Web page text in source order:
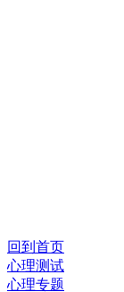
回到首页
心理测试
心理专题